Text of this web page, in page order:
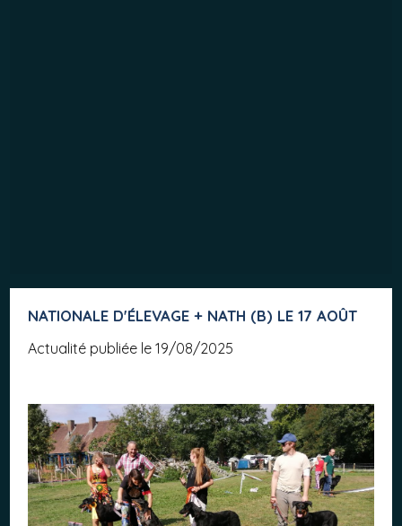
NATIONALE D'ÉLEVAGE + NATH (B) LE 17 AOÛT
Actualité publiée le 19/08/2025